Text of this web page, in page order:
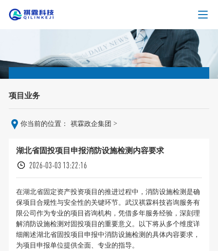
项目业务
你当前的位置： 祺霖政企集团 >
湖北省固投项目申报消防设施检测内容要求
2026-03-03 13:22:16
在湖北省固定资产投资项目的推进过程中，消防设施检测是确
保项目合规性与安全性的关键环节。武汉祺霖科技咨询服务有
限公司作为专业的项目咨询机构，凭借多年服务经验，深刻理
解消防设施检测对固投项目的重要意义。以下将从多个维度详
细阐述湖北省固投项目申报中消防设施检测的具体内容要求，
为项目申报单位提供全面、专业的指导。